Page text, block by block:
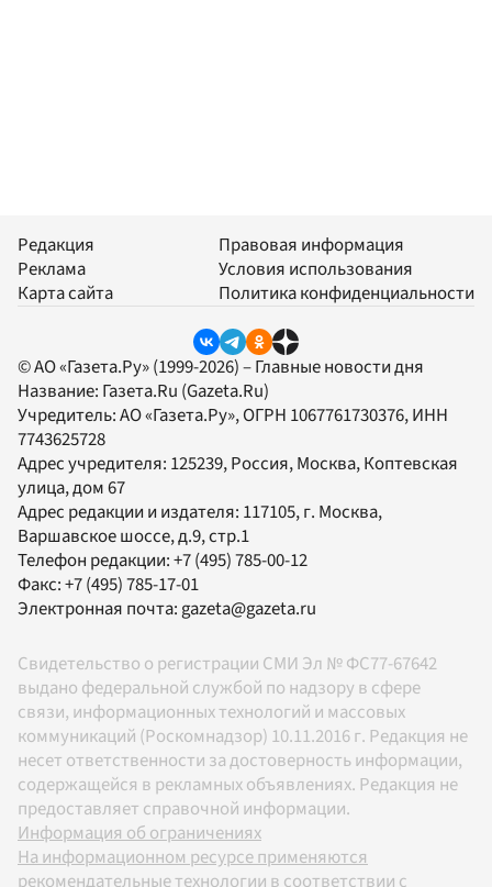
Редакция
Реклама
Карта сайта
Правовая информация
Условия использования
Политика конфиденциальности
© АО «Газета.Ру» (1999-2026) – Главные новости дня
Название: Газета.Ru (Gazeta.Ru)
Учредитель:АО «Газета.Ру», ОГРН 1067761730376, ИНН
7743625728
Адрес учредителя: 125239, Россия, Москва, Коптевская
улица, дом 67
Адрес редакции и издателя: 117105, г. Москва,
Варшавское шоссе, д.9, стр.1
Телефон редакции:+7 (495) 785-00-12
Факс:+7 (495) 785-17-01
Электронная почта: gazeta@gazeta.ru
Свидетельство о регистрации СМИ Эл № ФС77-67642
выдано федеральной службой по надзору в сфере
связи, информационных технологий и массовых
коммуникаций (Роскомнадзор) 10.11.2016 г. Редакция не
несет ответственности за достоверность информации,
содержащейся в рекламных объявлениях. Редакция не
предоставляет справочной информации.
Информация об ограничениях
На информационном ресурсе применяются